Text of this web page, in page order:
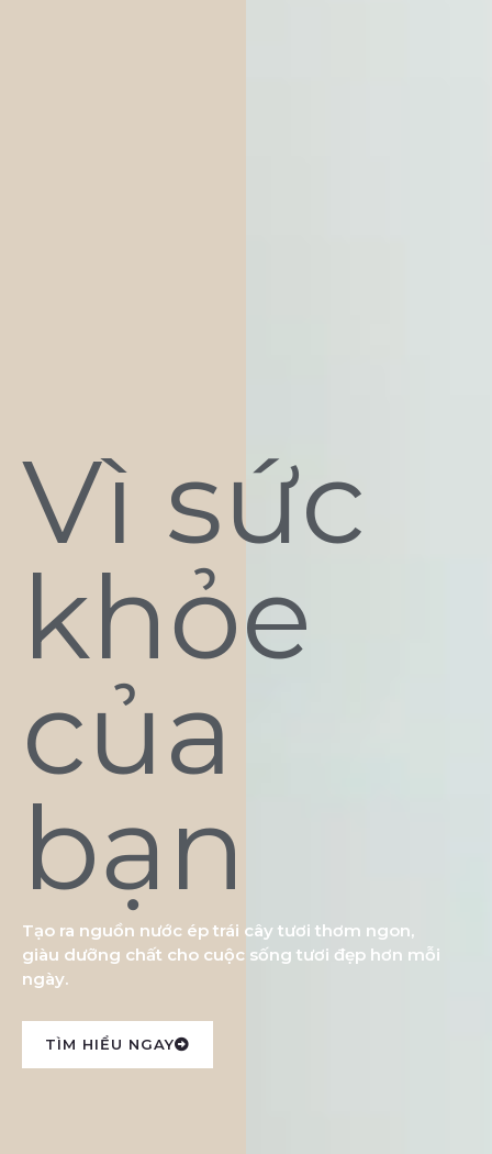
Vì sức
khỏe
của
bạn
Tạo ra nguồn nước ép trái cây tươi thơm ngon,
giàu dưỡng chất cho cuộc sống tươi đẹp hơn mỗi
ngày.
TÌM HIỂU NGAY